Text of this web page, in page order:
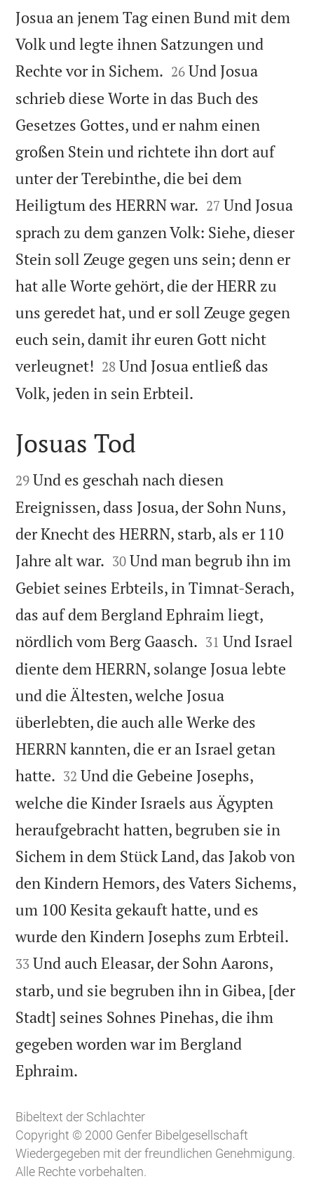
Josua an jenem Tag einen Bund mit dem
Volk und legte ihnen Satzungen und
Rechte vor in Sichem. 

26 Und Josua
schrieb diese Worte in das Buch des
Gesetzes Gottes, und er nahm einen
großen Stein und richtete ihn dort auf
unter der Terebinthe, die bei dem
Heiligtum des HERRN war. 

27 Und Josua
sprach zu dem ganzen Volk: Siehe, dieser
Stein soll Zeuge gegen uns sein; denn er
hat alle Worte gehört, die der HERR zu
uns geredet hat, und er soll Zeuge gegen
euch sein, damit ihr euren Gott nicht
verleugnet! 

28 Und Josua entließ das
Volk, jeden in sein Erbteil.

Josuas Tod

29 Und es geschah nach diesen
Ereignissen, dass Josua, der Sohn Nuns,
der Knecht des HERRN, starb, als er 110
Jahre alt war. 

30 Und man begrub ihn im
Gebiet seines Erbteils, in Timnat-Serach,
das auf dem Bergland Ephraim liegt,
nördlich vom Berg Gaasch. 

31 Und Israel
diente dem HERRN, solange Josua lebte
und die Ältesten, welche Josua
überlebten, die auch alle Werke des
HERRN kannten, die er an Israel getan
hatte. 

32 Und die Gebeine Josephs,
welche die Kinder Israels aus Ägypten
heraufgebracht hatten, begruben sie in
Sichem in dem Stück Land, das Jakob von
den Kindern Hemors, des Vaters Sichems,
um 100 Kesita gekauft hatte, und es
wurde den Kindern Josephs zum Erbteil.
33 Und auch Eleasar, der Sohn Aarons,
starb, und sie begruben ihn in Gibea, [der
Stadt] seines Sohnes Pinehas, die ihm
gegeben worden war im Bergland
Ephraim.
Bibeltext der Schlachter
Copyright © 2000 Genfer Bibelgesellschaft
Wiedergegeben mit der freundlichen Genehmigung.
Alle Rechte vorbehalten.